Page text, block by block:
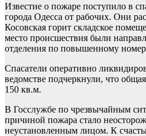
Известие о пожаре поступило в
города Одесса от рабочих. Они
Косовская горит складское
место происшествия были
отделения по повышенному
Спасатели оперативно
ведомстве подчеркнули, что
150 кв.м.
В Госслужбе по чрезвычайным
причиной пожара стало
неустановленным лицом. К